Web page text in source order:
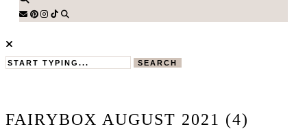
SEARCH
FAIRYBOX AUGUST 2021 (4)